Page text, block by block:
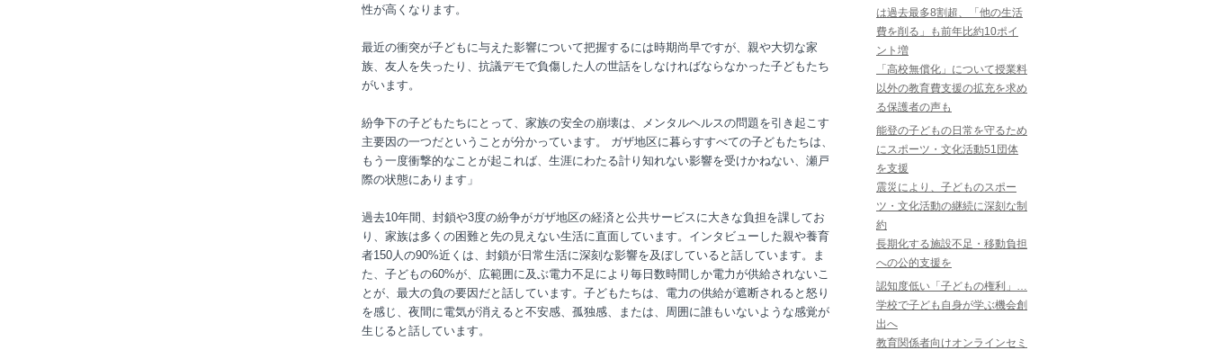
性が高くなります。
最近の衝突が子どもに与えた影響について把握するには時期尚早ですが、親や大切な家
族、友人を失ったり、抗議デモで負傷した人の世話をしなければならなかった子どもたち
がいます。
紛争下の子どもたちにとって、家族の安全の崩壊は、メンタルヘルスの問題を引き起こす
主要因の一つだということが分かっています。 ガザ地区に暮らすすべての子どもたちは、
もう一度衝撃的なことが起これば、生涯にわたる計り知れない影響を受けかねない、瀬戸
際の状態にあります」
過去10年間、封鎖や3度の紛争がガザ地区の経済と公共サービスに大きな負担を課してお
り、家族は多くの困難と先の見えない生活に直面しています。インタビューした親や養育
者150人の90%近くは、封鎖が日常生活に深刻な影響を及ぼしていると話しています。ま
た、子どもの60%が、広範囲に及ぶ電力不足により毎日数時間しか電力が供給されないこ
とが、最大の負の要因だと話しています。子どもたちは、電力の供給が遮断されると怒り
を感じ、夜間に電気が消えると不安感、孤独感、または、周囲に誰もいないような感覚が
生じると話しています。
は過去最多8割超、「他の生活
費を削る」も前年比約10ポイ
ント増
「高校無償化」について授業料
以外の教育費支援の拡充を求め
る保護者の声も
能登の子どもの日常を守るため
にスポーツ・文化活動51団体
を支援
震災により、子どものスポー
ツ・文化活動の継続に深刻な制
約
長期化する施設不足・移動負担
への公的支援を
認知度低い「子どもの権利」…
学校で子ども自身が学ぶ機会創
出へ
教育関係者向けオンラインセミ